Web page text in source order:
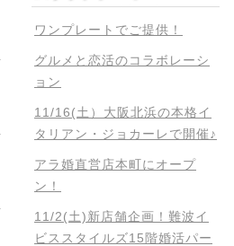
ワンプレートでご提供！
グルメと恋活のコラボレーシ
ョン
11/16(土）大阪北浜の本格イ
タリアン・ジョカーレで開催♪
アラ婚直営店本町にオープ
ン！
11/2(土)新店舗企画！難波イ
ビススタイルズ15階婚活パー